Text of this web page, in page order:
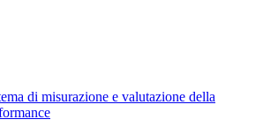
di misurazione e valutazione della